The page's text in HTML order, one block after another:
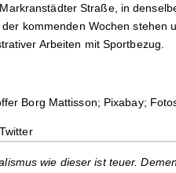
Straße, in
kommenden Wochen stehen
Arbeiten mit Sportbezug.
Borg Mattisson; Pixabay;
wie dieser ist teuer.